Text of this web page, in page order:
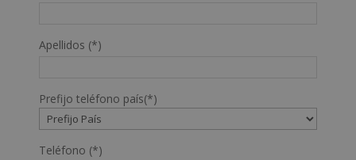
Apellidos (*)
Prefijo teléfono país(*)
Teléfono (*)